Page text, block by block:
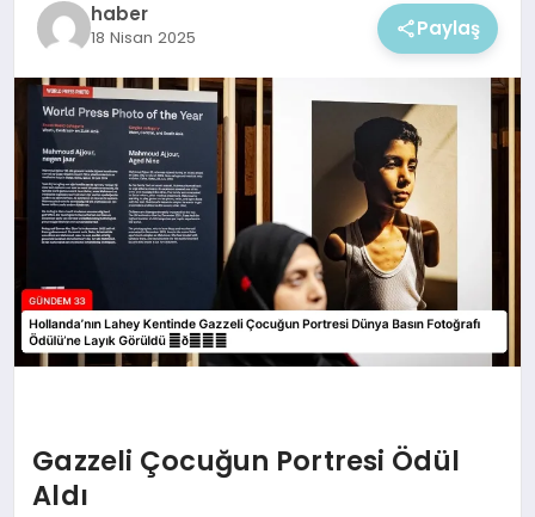
haber
18 Nisan 2025 Paylaş
Gazzeli Çocuğun Portresi Ödül
Aldı